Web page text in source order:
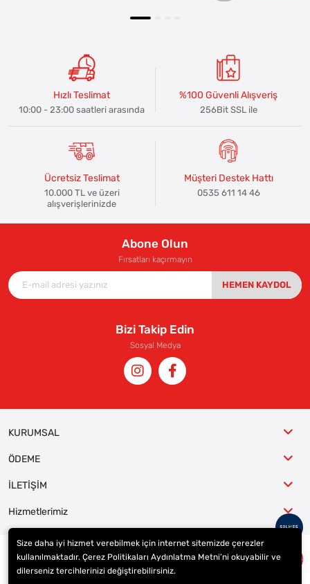
Hızlı Teslimat
10:00 - 23:00 saatleri arasında
%100 Güvenli Alışveriş
256Bit SSL ile
Ücretsiz Teslimat
10.000 TL ve üzeri
alışverişlerinizde
Müşteri Destek Hattı
0535 611 14 46
Abone Olun
Fırsatları kaçırmayın
HEMEN KAYDOL
Bizi Takip Edin
Sosyal Medya
KURUMSAL
ÖDEME
İLETİŞİM
Hizmetlerimiz
© 2023ER-LAS Oto Jant ve Lastik - Yunus ULAŞ
Size daha iyi hizmet verebilmek için internet sitemizde çerezler
kullanılmaktadır. Çerez Politikaları Aydınlatma Metni’ni okuyabilir ve
dilerseniz tercihlerinizi değiştirebilirsiniz.